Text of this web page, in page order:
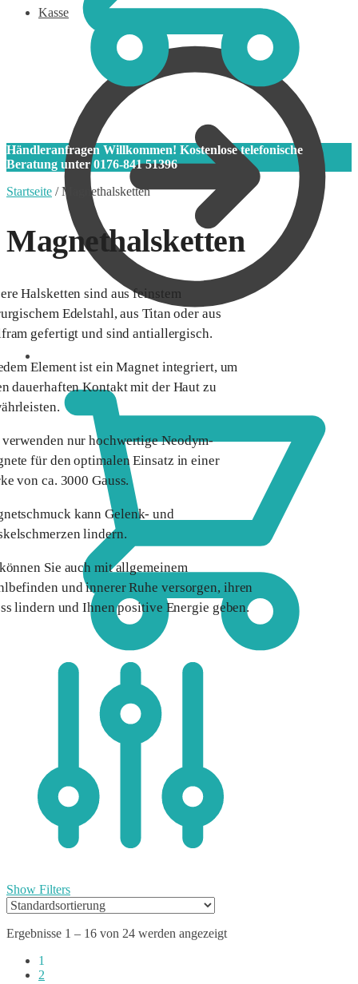
Kasse
Händleranfragen Willkommen! Kostenlose telefonische
Beratung unter 0176-841 51396
Startseite /Magnethalsketten
Magnethalsketten
Halsketten sind aus feinstem
Edelstahl, aus Titan oder aus
gefertigt und sind antiallergisch.
Element ist ein Magnet integriert, um
dauerhaften Kontakt mit der Haut zu
nur hochwertige Neodym-
für den optimalen Einsatz in einer
von ca. 3000 Gauss.
kann Gelenk- und
lindern.
Sie auch mit allgemeinem
und innerer Ruhe versorgen, ihren
lindern und Ihnen positive Energie geben.
Show Filters
Ergebnisse 1 – 16 von 24 werden angezeigt
1
2